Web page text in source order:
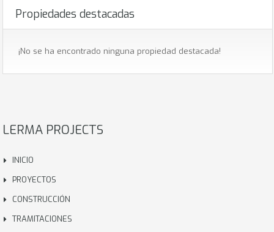
Propiedades destacadas
¡No se ha encontrado ninguna propiedad destacada!
LERMA PROJECTS
INICIO
PROYECTOS
CONSTRUCCIÓN
TRAMITACIONES